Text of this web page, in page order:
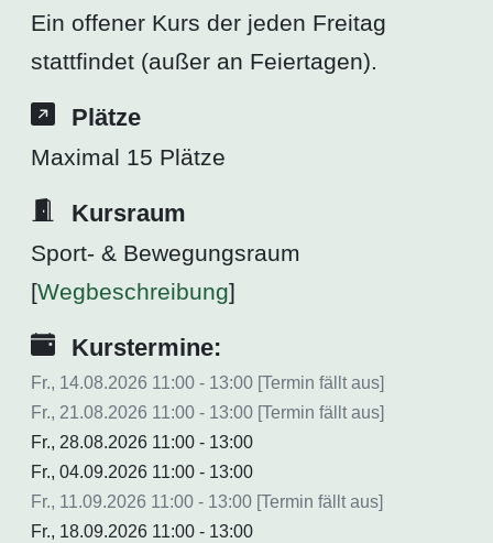
Ein offener Kurs der jeden Freitag
stattfindet (außer an Feiertagen).
Plätze
Maximal 15 Plätze
Kursraum
Sport- & Bewegungsraum
[Wegbeschreibung]
Kurstermine:
Fr., 14.08.2026 11:00 - 13:00 [Termin fällt aus]
Fr., 21.08.2026 11:00 - 13:00 [Termin fällt aus]
Fr., 28.08.2026 11:00 - 13:00
Fr., 04.09.2026 11:00 - 13:00
Fr., 11.09.2026 11:00 - 13:00 [Termin fällt aus]
Fr., 18.09.2026 11:00 - 13:00